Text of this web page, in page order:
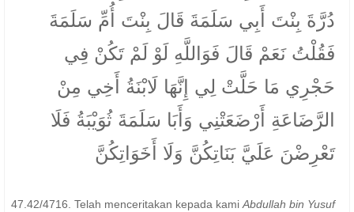
دُرَّةَ بِنْتَ أَبِي سَلَمَةَ قَالَ بِنْتَ أُمِّ سَلَمَةَ
فَقُلْتُ نَعَمْ قَالَ فَوَاللَّهِ لَوْ لَمْ تَكُنْ فِي
حَجْرِي مَا حَلَّتْ لِي إِنَّهَا لَابْنَةُ أَخِي مِنْ
الرَّضَاعَةِ أَرْضَعَتْنِي وَأَبَا سَلَمَةَ ثُوَيْبَةُ فَلَا
تَعْرِضْنَ عَلَيَّ بَنَاتِكُنَّ وَلَا أَخَوَاتِكُنَّ
47.42/4716. Telah menceritakan kepada kami Abdullah bin Yusuf